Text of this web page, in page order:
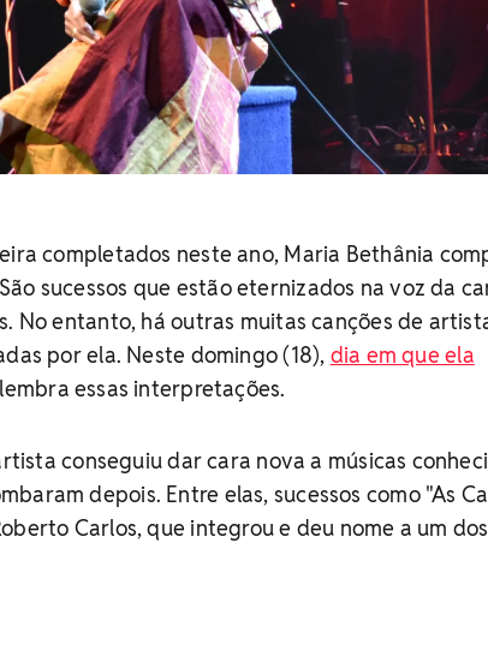
completados neste ano, Maria Bethânia
sucessos que estão eternizados na voz da
No entanto, há outras muitas canções de
por ela. Neste domingo (18), dia em que ela
essas interpretações.
conseguiu dar cara nova a músicas
depois. Entre elas, sucessos como "As
Carlos, que integrou e deu nome a um dos